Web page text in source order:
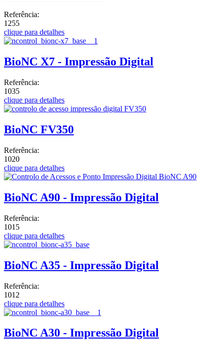
Referência:
1255
clique para detalhes
BioNC X7 - Impressão Digital
Referência:
1035
clique para detalhes
BioNC FV350
Referência:
1020
clique para detalhes
BioNC A90 - Impressão Digital
Referência:
1015
clique para detalhes
BioNC A35 - Impressão Digital
Referência:
1012
clique para detalhes
BioNC A30 - Impressão Digital